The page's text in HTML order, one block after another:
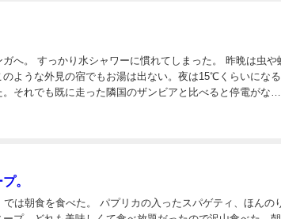
。 昨晩は虫や蚊
ような外見の宿でもお湯は出ない。夜は15℃くらいになる
それでも既に走った隣国のザンビアと比べると停電がない
。
カの入ったスパゲティ、ほんのり